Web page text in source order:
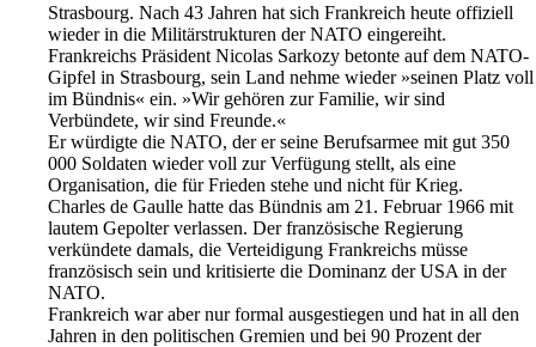
Strasbourg. Nach 43 Jahren hat sich Frankreich heute offiziell
wieder in die Militärstrukturen der NATO eingereiht.
Frankreichs Präsident Nicolas Sarkozy betonte auf dem NATO-
Gipfel in Strasbourg, sein Land nehme wieder »seinen Platz voll
im Bündnis« ein. »Wir gehören zur Familie, wir sind
Verbündete, wir sind Freunde.«
Er würdigte die NATO, der er seine Berufsarmee mit gut 350
000 Soldaten wieder voll zur Verfügung stellt, als eine
Organisation, die für Frieden stehe und nicht für Krieg.
Charles de Gaulle hatte das Bündnis am 21. Februar 1966 mit
lautem Gepolter verlassen. Der französische Regierung
verkündete damals, die Verteidigung Frankreichs müsse
französisch sein und kritisierte die Dominanz der USA in der
NATO.
Frankreich war aber nur formal ausgestiegen und hat in all den
Jahren in den politischen Gremien und bei 90 Prozent der